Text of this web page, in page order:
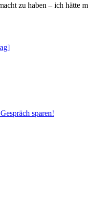
zu haben – ich
sparen!